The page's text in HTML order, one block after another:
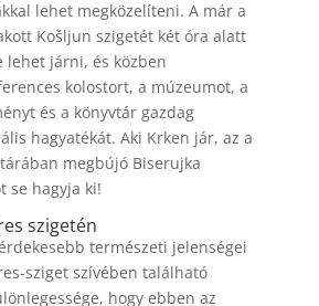
lehet megközelíteni. A már a
Košljun szigetét két óra alatt
lehet járni, és közben
kolostort, a múzeumot, a
és a könyvtár gazdag
hagyatékát. Aki Krken jár, az a
megbújó Biserujka
se hagyja ki!
szigetén
természeti jelenségei
sziget szívében található
hogy ebben az